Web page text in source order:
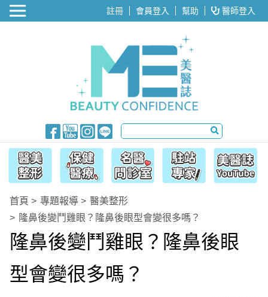
醫美整形 註冊 會員登入 幫助 醫師登入
首頁 專題報導
醫美整形
隆鼻後變鬥雞眼？隆鼻後眼型會變很多嗎？
隆鼻後變鬥雞眼？隆鼻後眼
型會變很多嗎？